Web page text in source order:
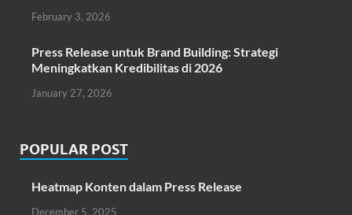
February 3, 2026
Press Release untuk Brand Building: Strategi
Meningkatkan Kredibilitas di 2026
January 27, 2026
POPULAR POST
Heatmap Konten dalam Press Release
December 5, 2025